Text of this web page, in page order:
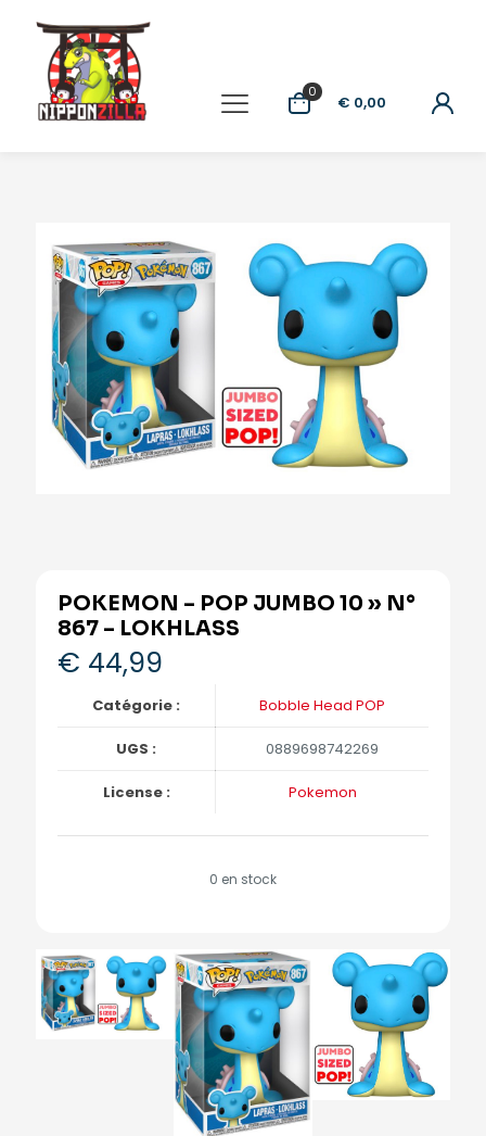
0
€ 0,00
POKEMON – POP JUMBO 10 » N°
867 – LOKHLASS
€ 44,99
Catégorie : Bobble Head POP
UGS : 0889698742269
License : Pokemon
0 en stock